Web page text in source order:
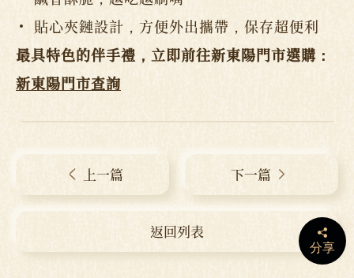
分享
貼心夾鏈設計，方便外出攜帶，保存超便利
最具特色的伴手禮，立即前往新東陽門市選購：
新東陽門市查詢
上一篇
返回列表
下一篇